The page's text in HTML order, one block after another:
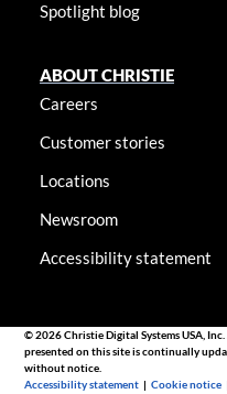
Spotlight blog
ABOUT CHRISTIE
Careers
Customer stories
Locations
Newsroom
Accessibility statement
© 2026 Christie Digital Systems USA,
presented on this site is continually
without notice.
Accessibility statement |Cookie notice